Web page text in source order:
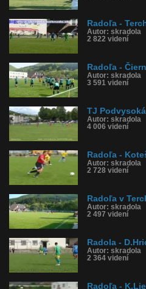
Radoľa -
Autor: skradola
2 822 videní
Radoľa -
Autor: skradola
3 591 videní
TJ
Autor: skradola
4 006 videní
Radoľa -
Autor: skradola
2 728 videní
Radoľa v
Autor: skradola
2 497 videní
Radola -
Autor: skradola
2 364 videní
Radoľa -